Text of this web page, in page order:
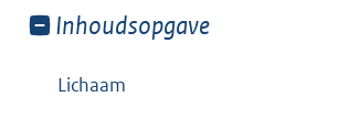
Toon
van:
Inhoudsopgave
Lichaam